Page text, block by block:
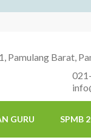
Pamulang Barat,
GURU SPMB